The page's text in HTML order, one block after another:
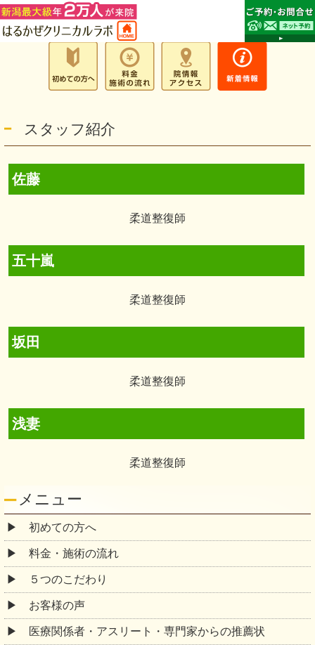
スタッフ紹介
佐藤
柔道整復師
五十嵐
柔道整復師
坂田
柔道整復師
浅妻
柔道整復師
メニュー
初めての方へ
料金・施術の流れ
５つのこだわり
お客様の声
医療関係者・アスリート・専門家からの推薦状